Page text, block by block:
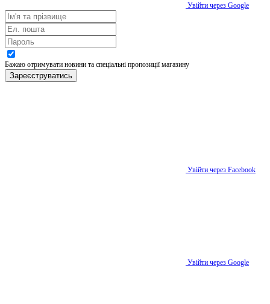
Увійти через Google
Бажаю отримувати новини та спеціальні пропозиціїмагазину
Зареєструватись
Увійти через Facebook
Увійти через Google